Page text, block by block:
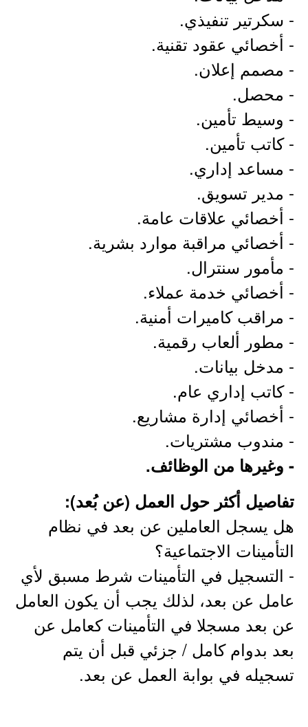
- سكرتير تنفيذي.
- أخصائي عقود تقنية.
- مصمم إعلان.
- محصل.
- وسيط تأمين.
- كاتب تأمين.
- مساعد إداري.
- مدير تسويق.
- أخصائي علاقات عامة.
- أخصائي مراقبة موارد بشرية.
- مأمور سنترال.
- أخصائي خدمة عملاء.
- مراقب كاميرات أمنية.
- مطور ألعاب رقمية.
- مدخل بيانات.
- كاتب إداري عام.
- أخصائي إدارة مشاريع.
- مندوب مشتريات.
- وغيرها من الوظائف.
تفاصيل أكثر حول العمل (عن بُعد):
هل يسجل العاملين عن بعد في نظام
التأمينات الاجتماعية؟
- التسجيل في التأمينات شرط مسبق لأي
عامل عن بعد، لذلك يجب أن يكون العامل
عن بعد مسجلا في التأمينات كعامل عن
بعد بدوام كامل / جزئي قبل أن يتم
تسجيله في بوابة العمل عن بعد.